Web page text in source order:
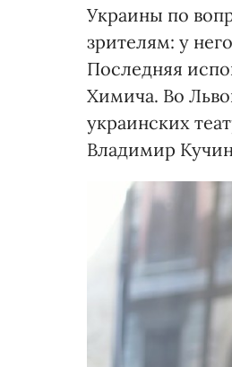
Украины по
зрителям: у
Последняя
Химича. Во
украинских
Владимир